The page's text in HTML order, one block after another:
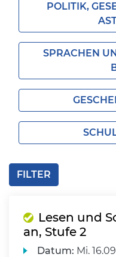
POLITIK,
SPRACHEN
FILTER
Lesen und
an, Stufe 2
Datum: Mi.